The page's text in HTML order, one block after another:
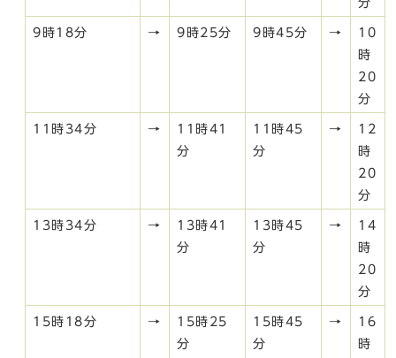
分
9時18分 → 9時25分 9時45分 →
10
時
20
分
11時34分 →
11時41
分
11時45
分
→
12
時
20
分
13時34分 →
13時41
分
13時45
分
→
14
時
20
分
15時18分 →
15時25
分
15時45
分
→
16
時